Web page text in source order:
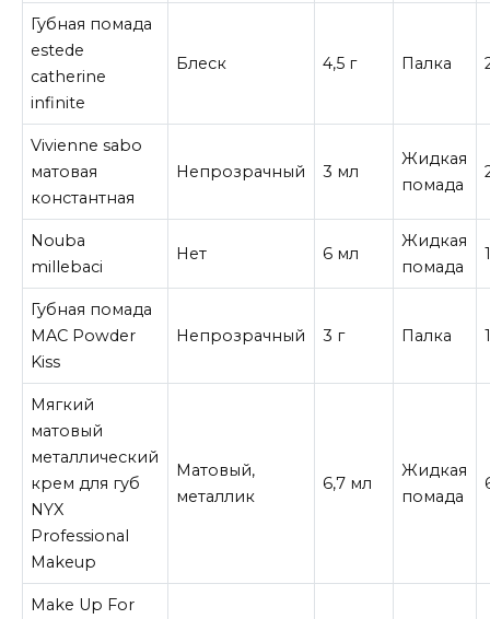
Губная помада
estede
catherine
infinite
Блеск 4,5 г Палка
Vivienne sabo
матовая
константная
Непрозрачный 3 мл
Жидкая
помада
Nouba
millebaci
Нет 6 мл
Жидкая
помада
Губная помада
MAC Powder
Kiss
Непрозрачный 3 г Палка
Мягкий
матовый
металлический
крем для губ
NYX
Professional
Makeup
Матовый,
металлик
6,7 мл
Жидкая
помада
Make Up For